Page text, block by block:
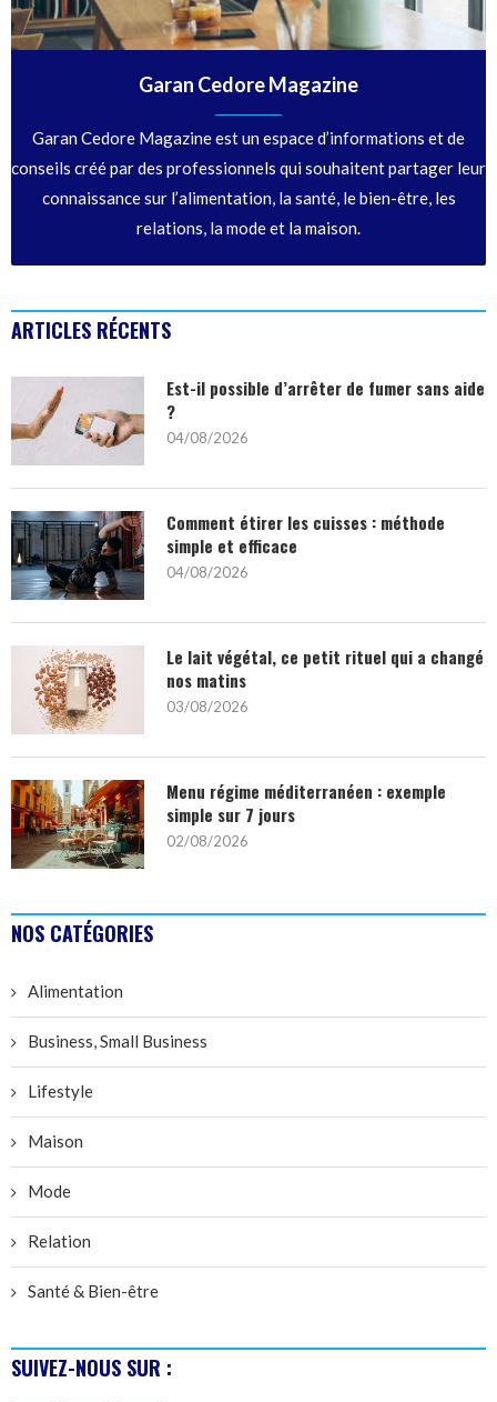
Garan Cedore Magazine
Garan Cedore Magazine est un espace d’informations et de
conseils créé par des professionnels qui souhaitent partager leur
connaissance sur l’alimentation, la santé, le bien-être, les
relations, la mode et la maison.
ARTICLES RÉCENTS
Est-il possible d’arrêter de fumer sans aide
?
04/08/2026
Comment étirer les cuisses : méthode
simple et efficace
04/08/2026
Le lait végétal, ce petit rituel qui a changé
nos matins
03/08/2026
Menu régime méditerranéen : exemple
simple sur 7 jours
02/08/2026
NOS CATÉGORIES
Alimentation
Business, Small Business
Lifestyle
Maison
Mode
Relation
Santé & Bien-être
SUIVEZ-NOUS SUR :